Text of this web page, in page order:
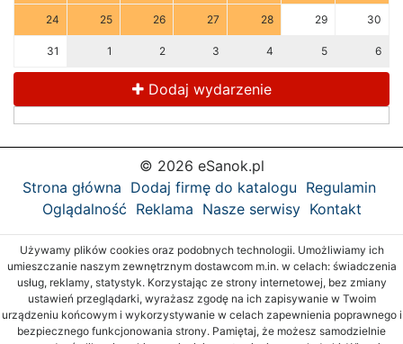
24 25 26 27 28 29 30
31 1 2 3 4 5 6
Dodaj wydarzenie
© 2026 eSanok.pl
Strona główna Dodaj firmę do katalogu Regulamin
Oglądalność Reklama Nasze serwisy Kontakt
Używamy plików cookies oraz podobnych technologii. Umożliwiamy ich
umieszczanie naszym zewnętrznym dostawcom m.in. w celach: świadczenia
usług, reklamy, statystyk. Korzystając ze strony internetowej, bez zmiany
ustawień przeglądarki, wyrażasz zgodę na ich zapisywanie w Twoim
urządzeniu końcowym i wykorzystywanie w celach zapewnienia poprawnego i
bezpiecznego funkcjonowania strony. Pamiętaj, że możesz samodzielnie